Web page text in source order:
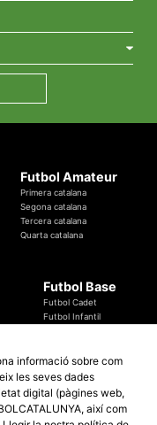
Futbol Amateur
Primera catalana
Segona catalana
Tercera catalana
Quarta catalana
Futbol Base
Futbol Cadet
Futbol Infantil
Catalunya Absoluta 2019
del Rei 2019 - 2020
informació sobre com
les seves dades
digital (pàgines web,
així com